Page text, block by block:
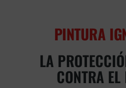
PINTURA
LA
CONTRA EL